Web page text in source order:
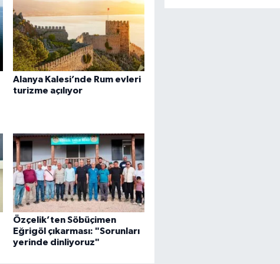
Alanya Kalesi’nde Rum evleri
turizme açılıyor
Özçelik’ten Söbüçimen
Eğrigöl çıkarması: "Sorunları
yerinde dinliyoruz"